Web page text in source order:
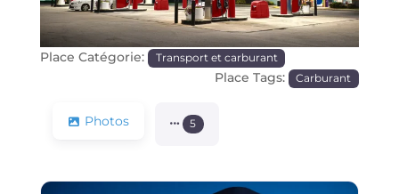
Place Catégorie: Transport et carburant
Place Tags: Carburant
Photos 5